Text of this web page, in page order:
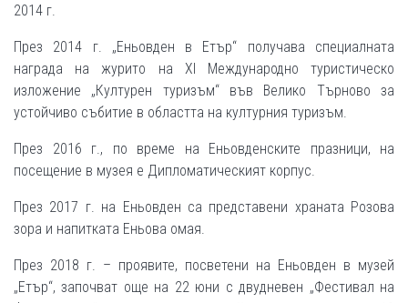
2014 г.
През 2014 г. „Еньовден в Етър“ получава специалната
награда на журито на ХІ Международно туристическо
изложение „Културен туризъм“ във Велико Търново за
устойчиво събитие в областта на културния туризъм.
През 2016 г., по време на Еньовденските празници, на
посещение в музея е Дипломатическият корпус.
През 2017 г. на Еньовден са представени храната Розова
зора и напитката Еньова омая.
През 2018 г. – проявите, посветени на Еньовден в музей
„Етър“, започват още на 22 юни с двудневен „Фестивал на